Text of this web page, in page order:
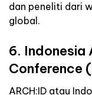
dan peneliti dari
global.
6.
Conference
ARCH:ID atau